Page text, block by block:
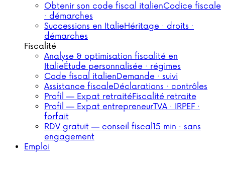
Obtenir son code fiscal italienCodice fiscale
· démarches
Successions en ItalieHéritage · droits ·
démarches
Fiscalité
Analyse & optimisation fiscalité en
ItalieÉtude personnalisée · régimes
Code fiscal italienDemande · suivi
Assistance fiscaleDéclarations · contrôles
Profil — Expat retraitéFiscalité retraite
Profil — Expat entrepreneurTVA · IRPEF ·
forfait
RDV gratuit — conseil fiscal15 min · sans
engagement
Emploi